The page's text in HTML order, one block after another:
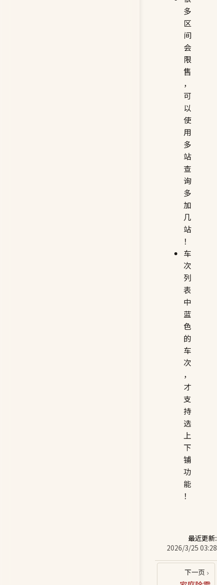
多
区
间
会
限
售
，
可
以
使
用
多
站
查
询
多
加
几
站
！
车
次
列
表
中
蓝
色
的
车
次
，
才
支
持
选
上
下
铺
功
能
！
最近更新:
2026/3/25 03:28
下一页